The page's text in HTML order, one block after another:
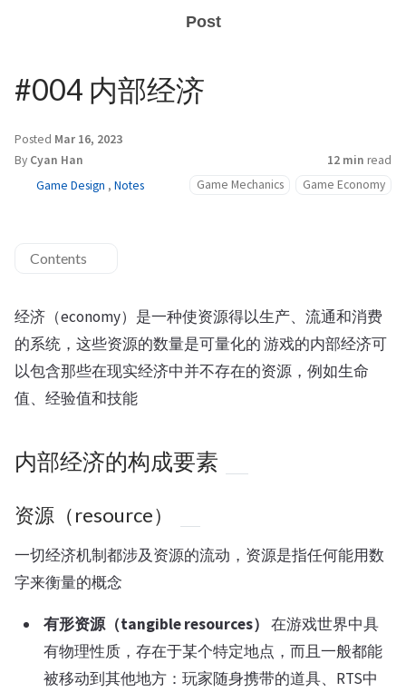
Post
#004 内部经济
Posted Mar 16, 2023
By Cyan Han 12 min read
Game Design , Notes Game Mechanics Game Economy
Contents
经济（economy）是一种使资源得以生产、流通和消费
的系统，这些资源的数量是可量化的 游戏的内部经济可
以包含那些在现实经济中并不存在的资源，例如生命
值、经验值和技能
内部经济的构成要素
资源（resource）
一切经济机制都涉及资源的流动，资源是指任何能用数
字来衡量的概念
有形资源（tangible resources） 在游戏世界中具
有物理性质，存在于某个特定地点，而且一般都能
被移动到其他地方：玩家随身携带的道具、RTS中